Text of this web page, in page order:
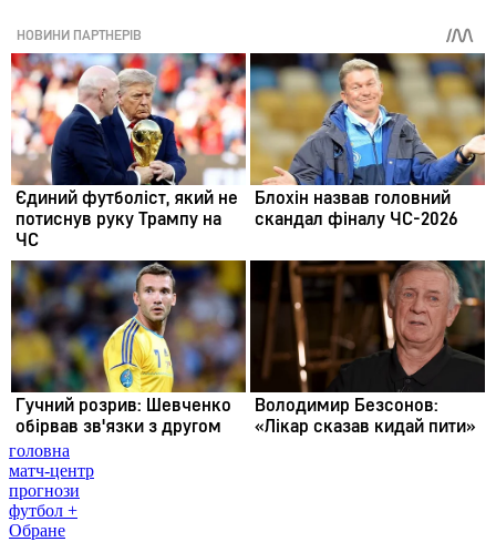
головна
матч-центр
прогнози
футбол +
Обране